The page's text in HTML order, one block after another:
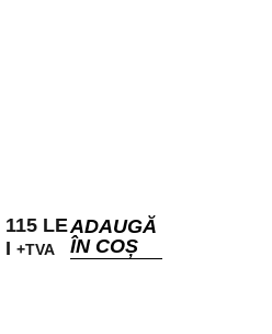
115 LE
I +TVA
ADAUGĂ
ÎN COȘ